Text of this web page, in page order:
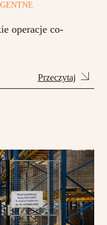
operacje co-
Przeczytaj